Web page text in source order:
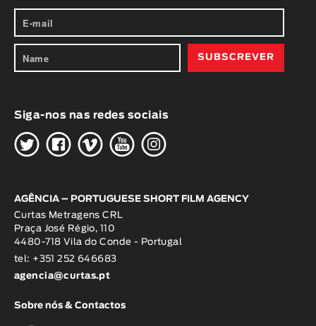
Siga-nos nas redes sociais
HGWOK
AGÊNCIA – PORTUGUESE SHORT FILM AGENCY
Curtas Metragens CRL
Praça José Régio, 110
4480-718 Vila do Conde - Portugal
tel: +351 252 646683
agencia@curtas.pt
Sobre nós & Contactos